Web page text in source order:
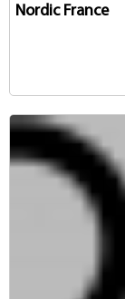
Nordic France